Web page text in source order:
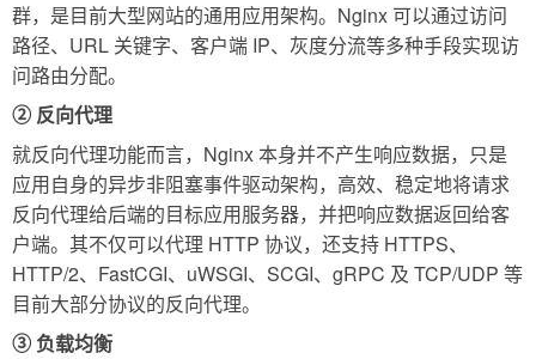
群，是目前大型网站的通用应用架构。Nginx 可以通过访问
路径、URL 关键字、客户端 IP、灰度分流等多种手段实现访
问路由分配。
② 反向代理
就反向代理功能而言，Nginx 本身并不产生响应数据，只是
应用自身的异步非阻塞事件驱动架构，高效、稳定地将请求
反向代理给后端的目标应用服务器，并把响应数据返回给客
户端。其不仅可以代理 HTTP 协议，还支持 HTTPS、
HTTP/2、FastCGI、uWSGI、SCGI、gRPC 及 TCP/UDP 等
目前大部分协议的反向代理。
③ 负载均衡